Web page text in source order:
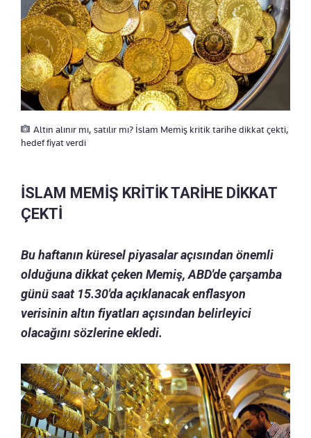
Altın alınır mı, satılır mı? İslam Memiş kritik tarihe dikkat çekti,
hedef fiyat verdi
İSLAM MEMİŞ KRİTİK TARİHE DİKKAT
ÇEKTİ
Bu haftanın küresel piyasalar açısından önemli
olduğuna dikkat çeken Memiş, ABD'de çarşamba
günü saat 15.30'da açıklanacak enflasyon
verisinin altın fiyatları açısından belirleyici
olacağını sözlerine ekledi.